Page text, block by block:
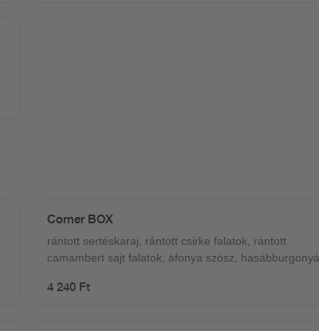
Corner BOX
rántott sertéskaraj, rántott csirke falatok, rántott
camambert sajt falatok, áfonya szósz,
4 240 Ft